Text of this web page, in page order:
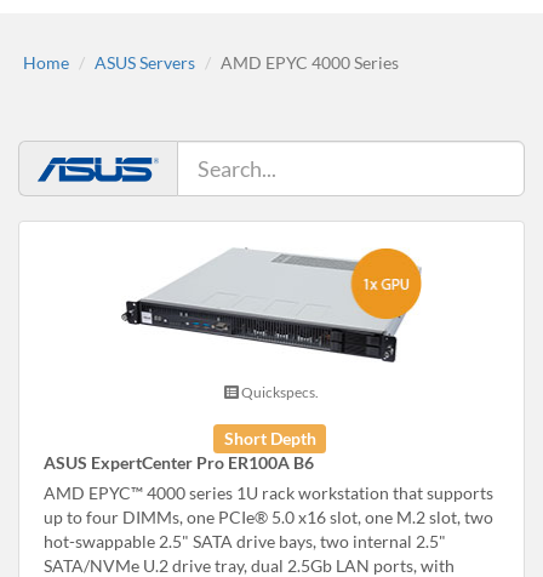
Home ASUS Servers AMD EPYC 4000 Series
Quickspecs.
Short Depth
ASUS ExpertCenter Pro ER100A B6
AMD EPYC™ 4000 series 1U rack workstation that supports
up to four DIMMs, one PCIe® 5.0 x16 slot, one M.2 slot, two
hot-swappable 2.5" SATA drive bays, two internal 2.5"
SATA/NVMe U.2 drive tray, dual 2.5Gb LAN ports, with